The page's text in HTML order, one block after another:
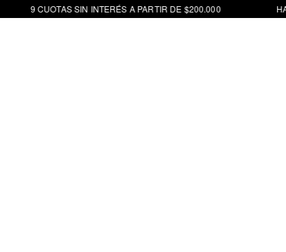
9 CUOTAS SIN INTERÉS A PARTIR DE $200.000